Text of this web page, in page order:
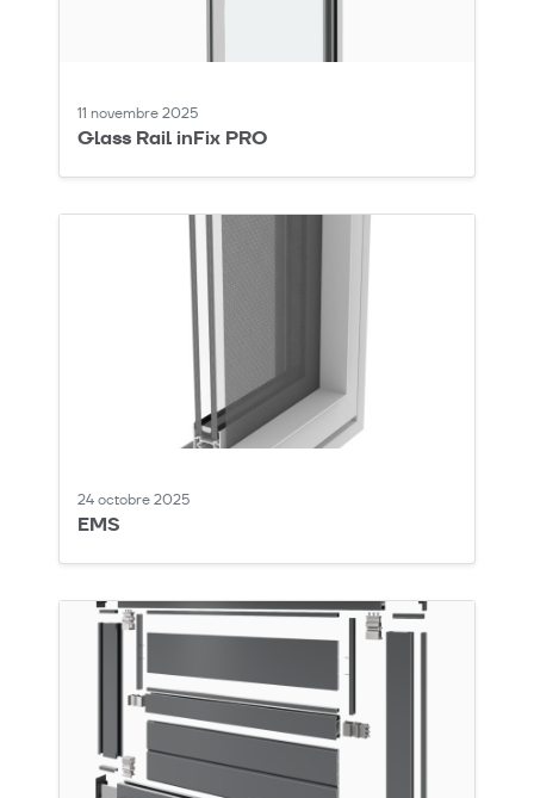
11 novembre 2025
Glass Rail inFix PRO
24 octobre 2025
EMS